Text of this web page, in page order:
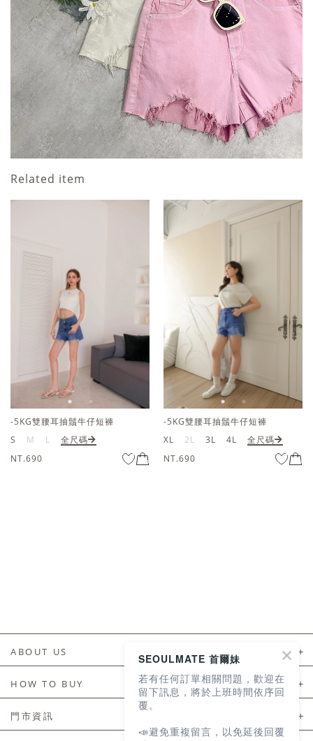
Related item
-5KG雙腰耳抽鬚牛仔短褲
XL
2L 3L 4L
NT.690
-5KG愛心車線口袋牛仔褲裙
S
M L
全尺碼
NT.790
ABOUT US
HOW TO BUY
如何購買
門市資訊
SEOULMATE 首爾妹
若有任何訂單相關問題，歡迎在
留下訊息，將於上班時間依序回
覆。
📣避免重複留言，以免延後回覆